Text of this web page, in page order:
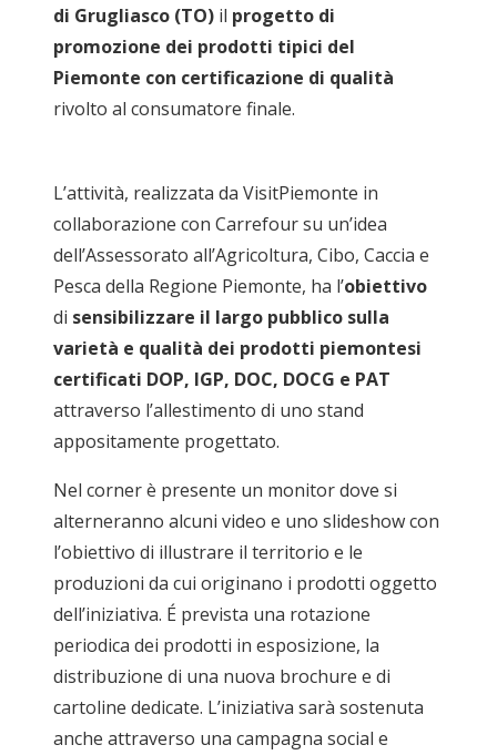
di Grugliasco (TO) il progetto di
promozione dei prodotti tipici del
Piemonte con certificazione di qualità
rivolto al consumatore finale.
L’attività, realizzata da VisitPiemonte in
collaborazione con Carrefour su un’idea
dell’Assessorato all’Agricoltura, Cibo, Caccia e
Pesca della Regione Piemonte, ha l’obiettivo
di sensibilizzare il largo pubblico sulla
varietà e qualità dei prodotti piemontesi
certificati DOP, IGP, DOC, DOCG e PAT
attraverso l’allestimento di uno stand
appositamente progettato.
Nel corner è presente un monitor dove si
alterneranno alcuni video e uno slideshow con
l’obiettivo di illustrare il territorio e le
produzioni da cui originano i prodotti oggetto
dell’iniziativa. É prevista una rotazione
periodica dei prodotti in esposizione, la
distribuzione di una nuova brochure e di
cartoline dedicate. L’iniziativa sarà sostenuta
anche attraverso una campagna social e